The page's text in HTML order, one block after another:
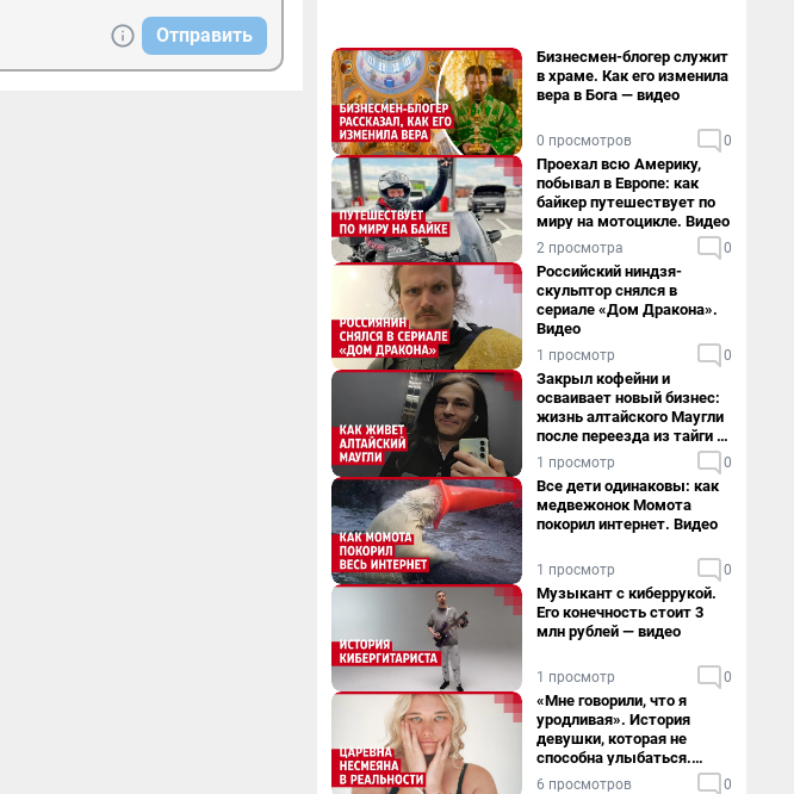
Отправить
Бизнесмен-блогер служит
в храме. Как его изменила
вера в Бога — видео
0 просмотров 0
Проехал всю Америку,
побывал в Европе: как
байкер путешествует по
миру на мотоцикле. Видео
2 просмотра 0
Российский ниндзя-
скульптор снялся в
сериале «Дом Дракона».
Видео
1 просмотр 0
Закрыл кофейни и
осваивает новый бизнес:
жизнь алтайского Маугли
после переезда из тайги в
столицу
1 просмотр 0
Все дети одинаковы: как
медвежонок Момота
покорил интернет. Видео
1 просмотр 0
Музыкант с киберрукой.
Его конечность стоит 3
млн рублей — видео
1 просмотр 0
«Мне говорили, что я
уродливая». История
девушки, которая не
способна улыбаться.
Видео
6 просмотров 0